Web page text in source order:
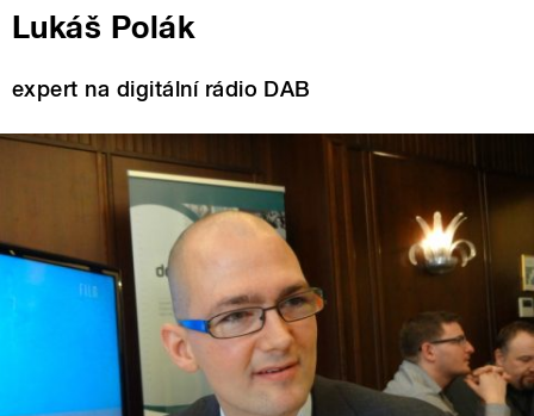
Lukáš Polák
expert na digitální rádio DAB